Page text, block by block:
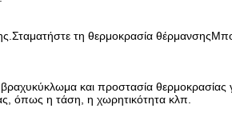
τη θερμοκρασία
και προστασία θερμοκρασίας
όπως η τάση, η χωρητικότητα κλπ.